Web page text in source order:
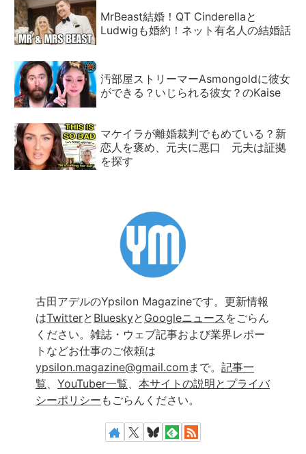
MrBeast結婚！QT Cinderellaと
Ludwigも婚約！ネット有名人の結婚話
汚部屋ストリーマーAsmongoldに彼女
ができる？いじられる彼女？のKaise
マケイラが離婚裁判でもめている？新
恋人を褒め、元夫に悪口 元夫は証拠
を探す
古田アデルのYpsilon Magazineです。更新情報
はTwitterと Blueskyと Googleニュース をごらん
ください。雑誌・ウェブ記事および業界レポー
トなどお仕事のご依頼は
ypsilon.magazine@gmail.com まで。 記事一
覧
YouTuber一覧
本サイトの説明とプライバ
シーポリシー もごらんください。